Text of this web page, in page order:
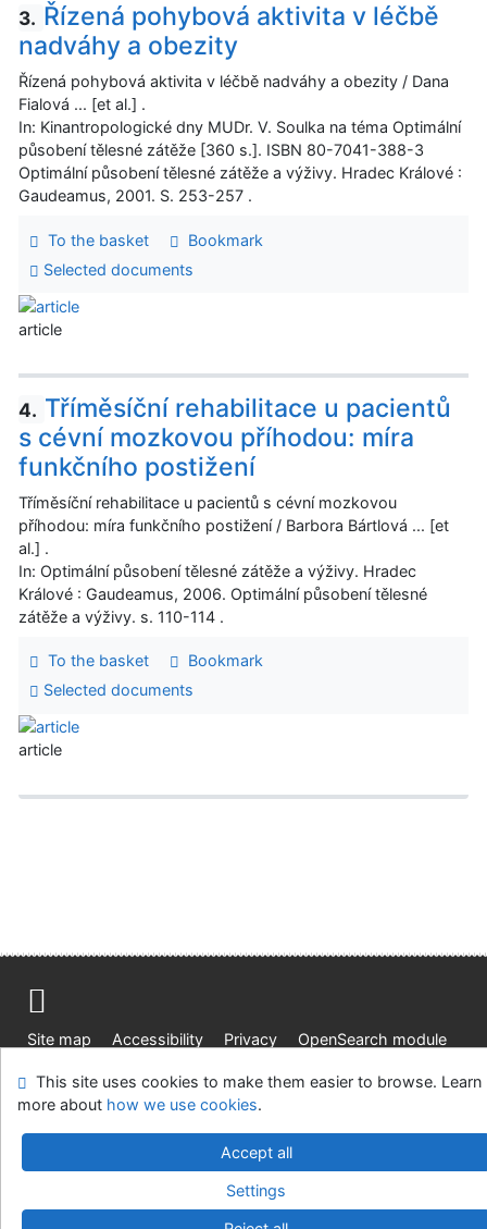
3. Řízená pohybová aktivita v léčbě
nadváhy a obezity
Řízená pohybová aktivita v léčbě nadváhy a obezity / Dana
Fialová ... [et al.] .
In: Kinantropologické dny MUDr. V. Soulka na téma Optimální
působení tělesné zátěže [360 s.]. ISBN 80-7041-388-3
Optimální působení tělesné zátěže a výživy. Hradec Králové :
Gaudeamus, 2001. S. 253-257 .
To the basket
Bookmark
Selected documents
article
4. Tříměsíční rehabilitace u pacientů
s cévní mozkovou příhodou: míra
funkčního postižení
Tříměsíční rehabilitace u pacientů s cévní mozkovou
příhodou: míra funkčního postižení / Barbora Bártlová ... [et
al.] .
In: Optimální působení tělesné zátěže a výživy. Hradec
Králové : Gaudeamus, 2006. Optimální působení tělesné
zátěže a výživy. s. 110-114 .
To the basket
Bookmark
Selected documents
article
Site map Accessibility Privacy
OpenSearch module
v.4.8.63a-Cosmotron Slovakia, s.r.o.
This site uses cookies to make them easier to browse. Learn
more about how we use cookies.
Accept all
Settings